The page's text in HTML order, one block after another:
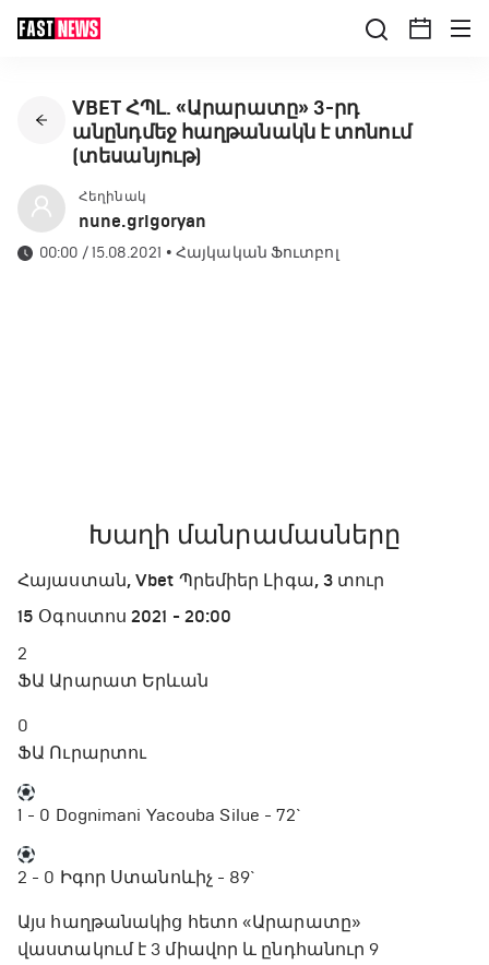
VBET ՀՊԼ. «Արարատը» 3-րդ
անընդմեջ հաղթանակն է տոնում
(տեսանյութ)
Հեղինակ
nune.grigoryan
00:00 / 15.08.2021 •Հայկական Ֆուտբոլ
Խաղի մանրամասները
Հայաստան, Vbet Պրեմիեր Լիգա, 3 տուր
15 Օգոստոս 2021 - 20:00
2
ՖԱ Արարատ Երևան
0
ՖԱ Ուրարտու
1 - 0 Dognimani Yacouba Silue - 72`
2 - 0 Իգոր Ստանոևիչ - 89`
Այս հաղթանակից հետո «Արարատը»
վաստակում է 3 միավոր և ընդհանուր 9